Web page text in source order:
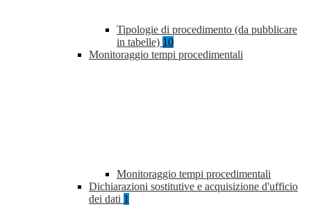
Tipologie di procedimento (da pubblicare
in tabelle) 10
Monitoraggio tempi procedimentali
Monitoraggio tempi procedimentali
Dichiarazioni sostitutive e acquisizione d'ufficio
dei dati 1